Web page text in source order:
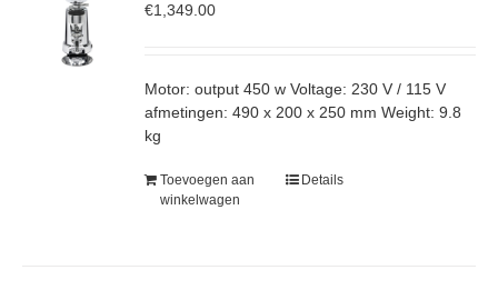
€1,349.00
Motor: output 450 w Voltage: 230 V / 115 V
afmetingen: 490 x 200 x 250 mm Weight: 9.8
kg
Toevoegen aan
winkelwagen
Details